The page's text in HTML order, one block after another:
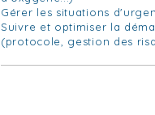
Gérer les situations
Suivre et optimiser la
(protocole, gestion des